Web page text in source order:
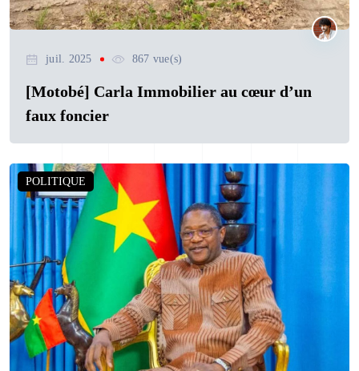
juil. 2025 867 vue(s)
[Motobé] Carla Immobilier au cœur d’un
faux foncier
POLITIQUE